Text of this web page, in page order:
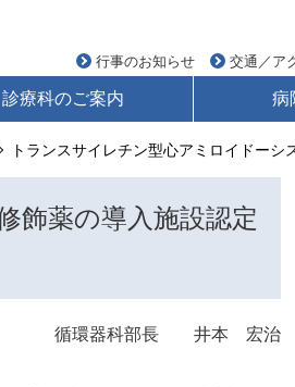
行事のお知らせ 交通／ア
診療科のご案内 病
トランスサイレチン型心アミロイドーシ
飾薬の導入施設認定
循環器科部長 井本 宏治